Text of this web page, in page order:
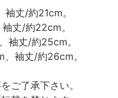
丈/約21cm。
丈/約22cm。
袖丈/約25cm。
袖丈/約26cm。
ご了承下さい。